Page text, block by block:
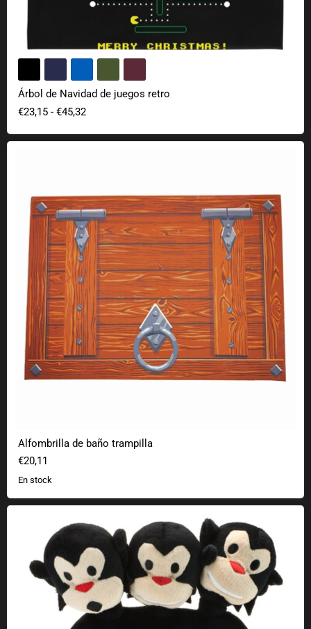
Árbol de Navidad de juegos retro
€23,15 - €45,32
Alfombrilla de baño trampilla
€20,11
En stock